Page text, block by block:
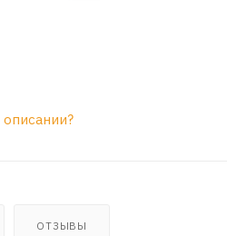
ОТЗЫВЫ